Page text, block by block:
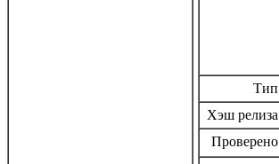
Тип
Хэш релиза
Проверено